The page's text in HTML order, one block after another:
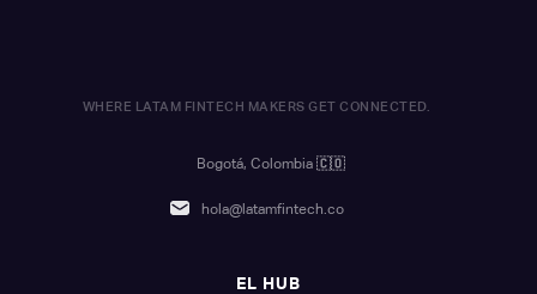
WHERE LATAM FINTECH MAKERS GET CONNECTED.
Bogotá, Colombia 🇨🇴
hola@latamfintech.co
EL HUB